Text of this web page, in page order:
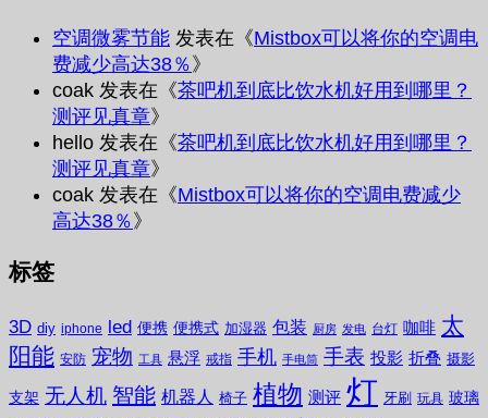
空调微雾节能 发表在《Mistbox可以将你的空调电
费减少高达38％ 》
coak 发表在《茶吧机到底比饮水机好用到哪里？
测评见真章》
hello 发表在《茶吧机到底比饮水机好用到哪里？
测评见真章》
coak 发表在《Mistbox可以将你的空调电费减少
高达38％ 》
标签
3D diy iphone led 便携 便携式 加湿器 包装 厨房 发电 台灯 咖啡 太
阳能 安防 宠物 工具 悬浮 戒指 手机 手电筒 手表 投影 折叠 摄影
支架 无人机 智能 机器人 椅子 植物 测评 灯 牙刷 玩具 玻璃